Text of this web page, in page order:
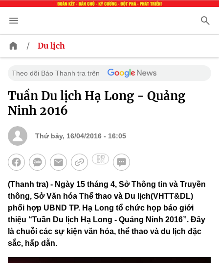
/ Du lịch
Theo dõi Báo Thanh tra trên
Tuần Du lịch Hạ Long - Quảng
Ninh 2016
Thứ bảy, 16/04/2016 - 16:05
(Thanh tra) - Ngày 15 tháng 4, Sở Thông tin và Truyền
thông, Sở Văn hóa Thể thao và Du lịch(VHTT&DL)
phối hợp UBND TP. Hạ Long tổ chức họp báo giới
thiệu “Tuần Du lịch Hạ Long - Quảng Ninh 2016”. Đây
là chuỗi các sự kiện văn hóa, thể thao và du lịch đặc
sắc, hấp dẫn.